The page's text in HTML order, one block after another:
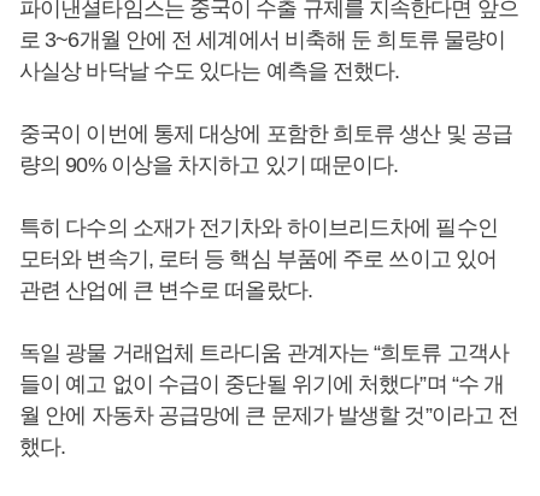
파이낸셜타임스는 중국이 수출 규제를 지속한다면 앞으
로 3~6개월 안에 전 세계에서 비축해 둔 희토류 물량이
사실상 바닥날 수도 있다는 예측을 전했다.
중국이 이번에 통제 대상에 포함한 희토류 생산 및 공급
량의 90% 이상을 차지하고 있기 때문이다.
특히 다수의 소재가 전기차와 하이브리드차에 필수인
모터와 변속기, 로터 등 핵심 부품에 주로 쓰이고 있어
관련 산업에 큰 변수로 떠올랐다.
독일 광물 거래업체 트라디움 관계자는 “희토류 고객사
들이 예고 없이 수급이 중단될 위기에 처했다”며 “수 개
월 안에 자동차 공급망에 큰 문제가 발생할 것”이라고 전
했다.